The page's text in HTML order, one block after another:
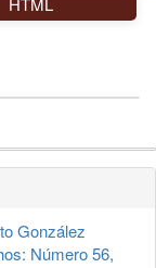
González
Número 56,